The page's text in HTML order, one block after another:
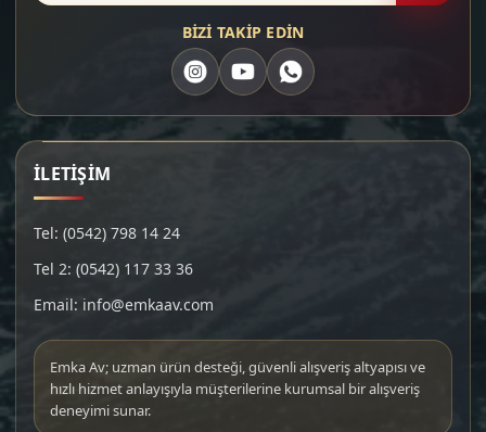
BİZİ TAKİP EDİN
İLETİŞİM
Tel: (0542) 798 14 24
Tel 2: (0542) 117 33 36
Email: info@emkaav.com
Emka Av; uzman ürün desteği, güvenli alışveriş altyapısı ve
hızlı hizmet anlayışıyla müşterilerine kurumsal bir alışveriş
deneyimi sunar.